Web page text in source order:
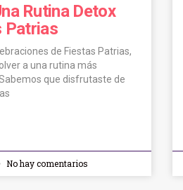
Rutina Detox
Patrias
de Fiestas Patrias,
a una rutina más
que disfrutaste de
No hay comentarios